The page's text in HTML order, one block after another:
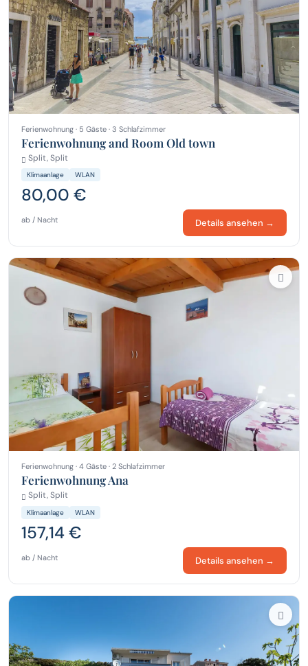
Ferienwohnung · 5 Gäste · 3 Schlafzimmer
Ferienwohnung and Room Old town
Split, Split
Klimaanlage WLAN
80,00 €
ab / Nacht Details ansehen →
Ferienwohnung · 4 Gäste · 2 Schlafzimmer
Ferienwohnung Ana
Split, Split
Klimaanlage WLAN
157,14 €
ab / Nacht Details ansehen →